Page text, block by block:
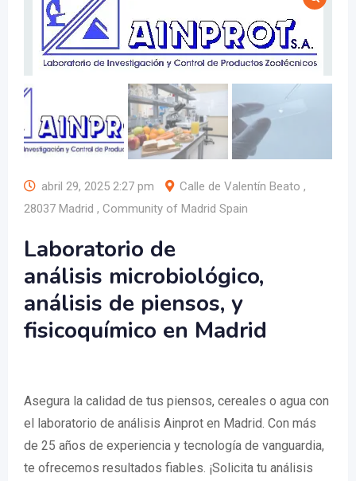
abril 29, 2025 2:27 pm
Calle de Valentín Beato ,
28037 Madrid , Community of Madrid Spain
Laboratorio de
análisis microbiológico,
análisis de piensos, y
fisicoquímico en Madrid
Asegura la calidad de tus piensos, cereales o agua con
el laboratorio de análisis Ainprot en Madrid. Con más
de 25 años de experiencia y tecnología de vanguardia,
te ofrecemos resultados fiables. ¡Solicita tu análisis